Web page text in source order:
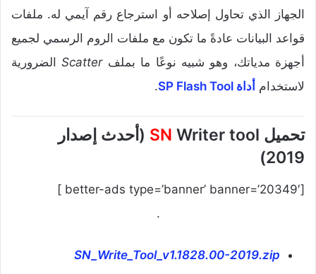
الجهاز الذي تحاول إصلاحه أو استرجاع رقم آيمي له. ملفات
قواعد البيانات عادةً ما تكون مع ملفات الروم الرسمي لجميع
أجهزة مدياتك، وهو شبيه نوعًا ما بملفScatterالضرورية
لاستخدام أداة SP Flash Tool .
تحميل SN Writer tool (أحدث إصدار
2019)
[better-ads type=’banner’ banner=’20349′ ]
.
SN_Write_Tool_v1.1828.00-2019.zip